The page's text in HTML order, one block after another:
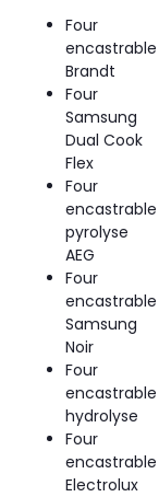
Four
encastrable
Brandt
Four
Samsung
Dual Cook
Flex
Four
encastrable
pyrolyse
AEG
Four
encastrable
Samsung
Noir
Four
encastrable
hydrolyse
Four
encastrable
Electrolux